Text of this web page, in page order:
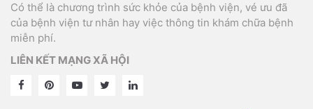
Có thể là chương trình sức khỏe của bệnh viện, vé ưu đã
của bệnh viện tư nhân hay việc thông tin khám chữa bệnh
miễn phí.
LIÊN KẾT MẠNG XÃ HỘI